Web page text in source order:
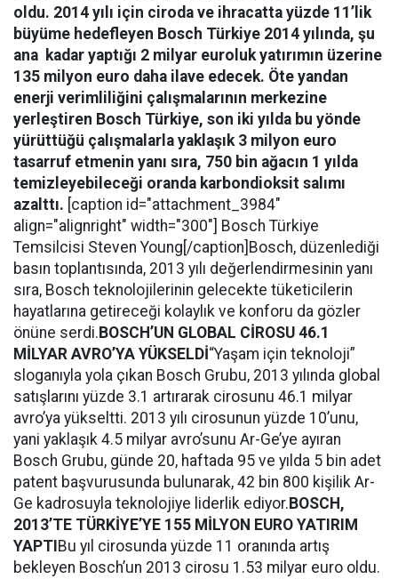
oldu. 2014 yılı için ciroda ve ihracatta yüzde 11’lik
büyüme hedefleyen Bosch Türkiye 2014 yılında, şu
ana kadar yaptığı 2 milyar euroluk yatırımın üzerine
135 milyon euro daha ilave edecek. Öte yandan
enerji verimliliğini çalışmalarının merkezine
yerleştiren Bosch Türkiye, son iki yılda bu yönde
yürüttüğü çalışmalarla yaklaşık 3 milyon euro
tasarruf etmenin yanı sıra, 750 bin ağacın 1 yılda
temizleyebileceği oranda karbondioksit salımı
azalttı. [caption id="attachment_3984"
align="alignright" width="300"] Bosch Türkiye
Temsilcisi Steven Young[/caption]Bosch, düzenlediği
basın toplantısında, 2013 yılı değerlendirmesinin yanı
sıra, Bosch teknolojilerinin gelecekte tüketicilerin
hayatlarına getireceği kolaylık ve konforu da gözler
önüne serdi. BOSCH’UN GLOBAL CİROSU 46.1
MİLYAR AVRO’YA YÜKSELDİ“Yaşam için teknoloji”
sloganıyla yola çıkan Bosch Grubu, 2013 yılında global
satışlarını yüzde 3.1 artırarak cirosunu 46.1 milyar
avro’ya yükseltti. 2013 yılı cirosunun yüzde 10’unu,
yani yaklaşık 4.5 milyar avro’sunu Ar-Ge’ye ayıran
Bosch Grubu, günde 20, haftada 95 ve yılda 5 bin adet
patent başvurusunda bulunarak, 42 bin 800 kişilik Ar-
Ge kadrosuyla teknolojiye liderlik ediyor. BOSCH,
2013’TE TÜRKİYE’YE 155 MİLYON EURO YATIRIM
YAPTI Bu yıl cirosunda yüzde 11 oranında artış
bekleyen Bosch’un 2013 cirosu 1.53 milyar euro oldu.